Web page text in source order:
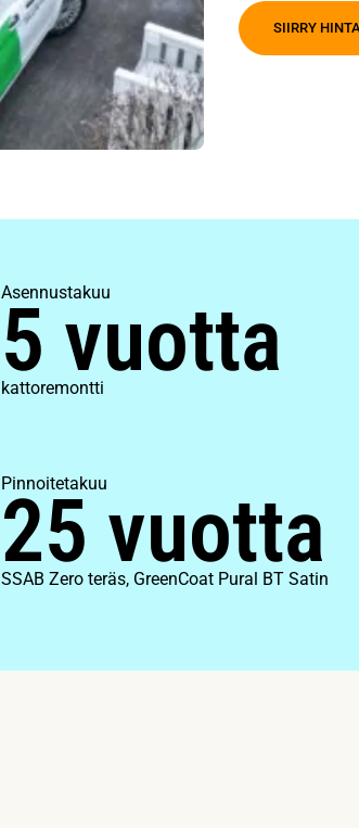
SIIRRY
Asennustakuu
5 vuotta
kattoremontti
Pinnoitetakuu
25 vuotta
SSAB Zero teräs, GreenCoat Pural BT Satin